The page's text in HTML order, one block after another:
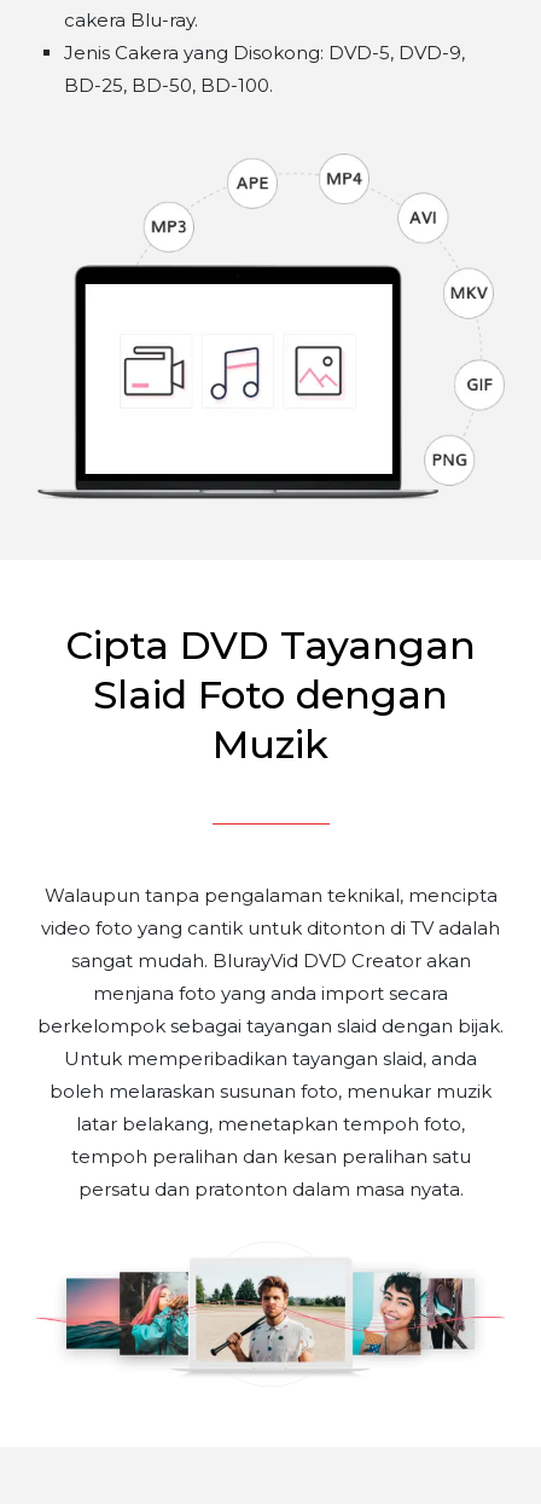
cakera Blu-ray.
Jenis Cakera yang Disokong: DVD-5, DVD-9,
BD-25, BD-50, BD-100.
Cipta DVD Tayangan
Slaid Foto dengan
Muzik
Walaupun tanpa pengalaman teknikal, mencipta
video foto yang cantik untuk ditonton di TV adalah
sangat mudah. ​​BlurayVid DVD Creator akan
menjana foto yang anda import secara
berkelompok sebagai tayangan slaid dengan bijak.
Untuk memperibadikan tayangan slaid, anda
boleh melaraskan susunan foto, menukar muzik
latar belakang, menetapkan tempoh foto,
tempoh peralihan dan kesan peralihan satu
persatu dan pratonton dalam masa nyata.